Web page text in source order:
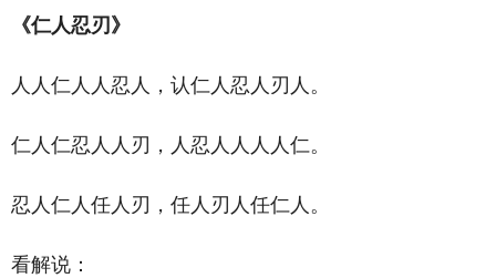
《仁人忍刃》
人人仁人人忍人，认仁人忍人刃人。
仁人仁忍人人刃，人忍人人人人仁。
忍人仁人任人刃，任人刃人任仁人。
看解说：